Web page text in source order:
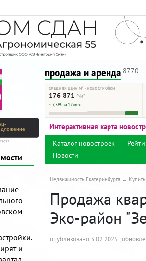
- только
продажа и аренда 8770
СРЕДНЯЯ ЦЕНА М² · НОВОСТРОЙКИ
176 871 ₽/м²
↑ 7,5% за 12 мес.
и
Интерактивная карта
Каталог новостроек
Новости
Недвижимость Екатеринбурга
Продажа
Эко-район
опубликовано 3.02.2025 ,